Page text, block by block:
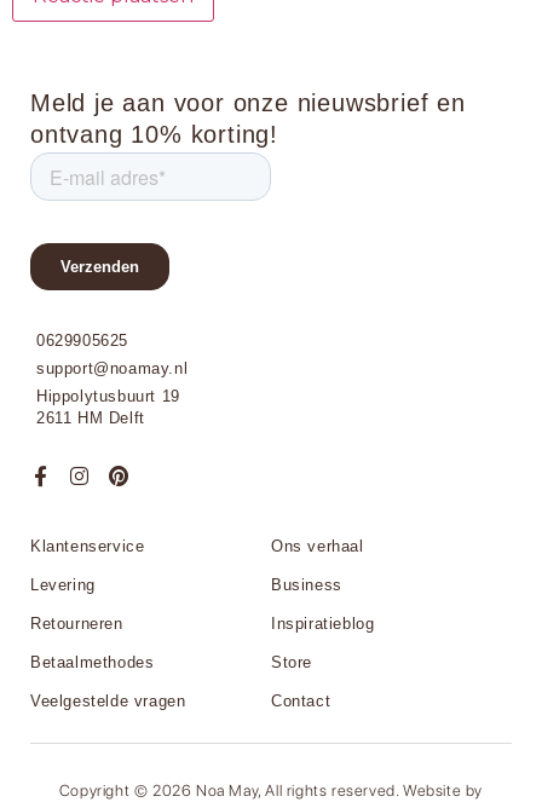
Meld je aan voor onze nieuwsbrief en
ontvang 10% korting!
0629905625
support@noamay.nl
Hippolytusbuurt 19
2611 HM Delft
Klantenservice
Levering
Retourneren
Betaalmethodes
Veelgestelde vragen
Ons verhaal
Business
Inspiratieblog
Store
Contact
Copyright © 2026 Noa May, All rights reserved. Website by